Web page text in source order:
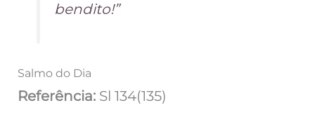
bendito!”
Salmo do Dia
Referência: Sl 134(135)